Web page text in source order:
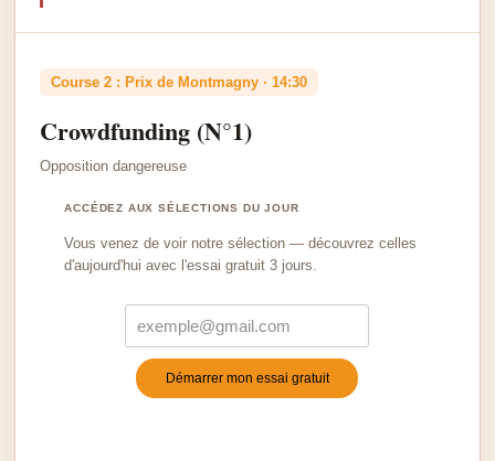
Course 2 : Prix de Montmagny · 14:30
Crowdfunding (N°1)
Opposition dangereuse
ACCÉDEZ AUX SÉLECTIONS DU JOUR
Vous venez de voir notre sélection — découvrez celles
d'aujourd'hui avec l'essai gratuit 3 jours.
Démarrer mon essai gratuit